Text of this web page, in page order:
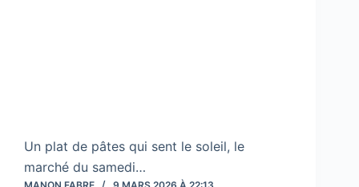
Un plat de pâtes qui sent le soleil, le
marché du samedi…